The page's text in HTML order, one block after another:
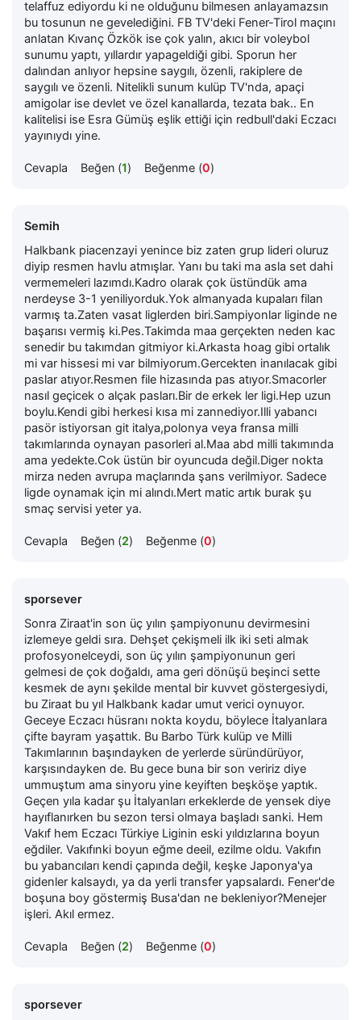
telaffuz ediyordu ki ne olduğunu bilmesen anlayamazsın
bu tosunun ne gevelediğini. FB TV'deki Fener-Tirol maçını
anlatan Kıvanç Özkök ise çok yalın, akıcı bir voleybol
sunumu yaptı, yıllardır yapageldiği gibi. Sporun her
dalından anlıyor hepsine saygılı, özenli, rakiplere de
saygılı ve özenli. Nitelikli sunum kulüp TV'nda, apaçi
amigolar ise devlet ve özel kanallarda, tezata bak.. En
kalitelisi ise Esra Gümüş eşlik ettiği için redbull'daki Eczacı
yayınıydı yine.
Cevapla Beğen (1) Beğenme (0)
Semih
Halkbank piacenzayi yenince biz zaten grup lideri oluruz
diyip resmen havlu atmışlar. Yanı bu taki ma asla set dahi
vermemeleri lazımdı.Kadro olarak çok üstündük ama
nerdeyse 3-1 yeniliyorduk.Yok almanyada kupaları filan
varmış ta.Zaten vasat liglerden biri.Sampiyonlar liginde ne
başarısı vermiş ki.Pes.Takimda maa gerçekten neden kac
senedir bu takımdan gitmiyor ki.Arkasta hoag gibi ortalık
mi var hissesi mi var bilmiyorum.Gercekten inanılacak gibi
paslar atıyor.Resmen file hizasında pas atıyor.Smacorler
nasıl geçicek o alçak pasları.Bir de erkek ler ligi.Hep uzun
boylu.Kendi gibi herkesi kısa mi zannediyor.Illi yabancı
pasör istiyorsan git italya,polonya veya fransa milli
takımlarında oynayan pasorleri al.Maa abd milli takımında
ama yedekte.Cok üstün bir oyuncuda değil.Diger nokta
mirza neden avrupa maçlarında şans verilmiyor. Sadece
ligde oynamak için mi alındı.Mert matic artık burak şu
smaç servisi yeter ya.
Cevapla Beğen (2) Beğenme (0)
sporsever
Sonra Ziraat'in son üç yılın şampiyonunu devirmesini
izlemeye geldi sıra. Dehşet çekişmeli ilk iki seti almak
profosyonelceydi, son üç yılın şampiyonunun geri
gelmesi de çok doğaldı, ama geri dönüşü beşinci sette
kesmek de aynı şekilde mental bir kuvvet göstergesiydi,
bu Ziraat bu yıl Halkbank kadar umut verici oynuyor.
Geceye Eczacı hüsranı nokta koydu, böylece İtalyanlara
çifte bayram yaşattık. Bu Barbo Türk kulüp ve Milli
Takımlarının başındayken de yerlerde süründürüyor,
karşısındayken de. Bu gece buna bir son veririz diye
ummuştum ama sinyoru yine keyiften beşköşe yaptık.
Geçen yıla kadar şu İtalyanları erkeklerde de yensek diye
hayıflanırken bu sezon tersi olmaya başladı sanki. Hem
Vakıf hem Eczacı Türkiye Liginin eski yıldızlarına boyun
eğdiler. Vakıfınki boyun eğme deeil, ezilme oldu. Vakıfın
bu yabancıları kendi çapında değil, keşke Japonya'ya
gidenler kalsaydı, ya da yerli transfer yapsalardı. Fener'de
boşuna boy göstermiş Busa'dan ne bekleniyor?Menejer
işleri. Akıl ermez.
Cevapla Beğen (2) Beğenme (0)
sporsever